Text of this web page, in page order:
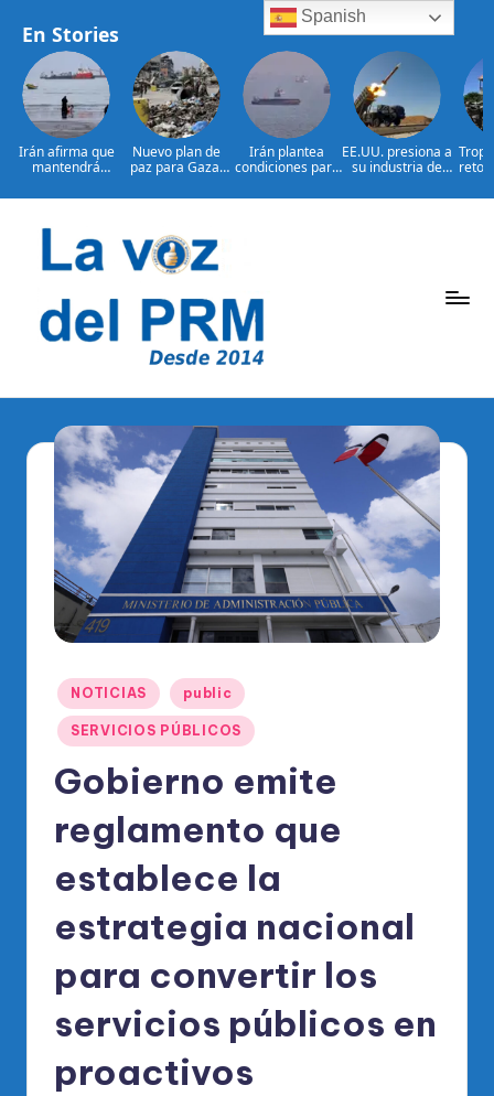
En Stories
Irán afirma que
mantendrá
Ormuz hasta que
Nuevo plan de
paz para Gaza:
UU. a Israel?
Irán plantea
condiciones para
estrecho de
EE.UU. presiona a
su industria de
armamento
contenido
ri
o
di
O
ci
al
el
R
M
Del
PRM
Publicado
en
NOTICIAS public
SERVICIOS PÚBLICOS
Gobierno emite
reglamento que
establece la
estrategia nacional
para convertir los
servicios públicos en
proactivos
Spanish